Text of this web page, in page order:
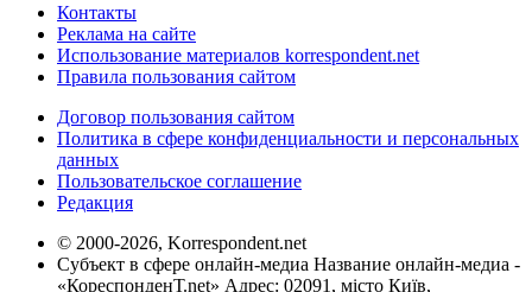
Контакты
Реклама на сайте
Использование материалов korrespondent.net
Правила пользования сайтом
Договор пользования сайтом
Политика в сфере конфиденциальности и персональных
данных
Пользовательское соглашение
Редакция
© 2000-2026, Korrespondent.net
Субъект в сфере онлайн-медиа Название онлайн-медиа -
«КореспонденТ.net» Адрес: 02091, місто Київ,